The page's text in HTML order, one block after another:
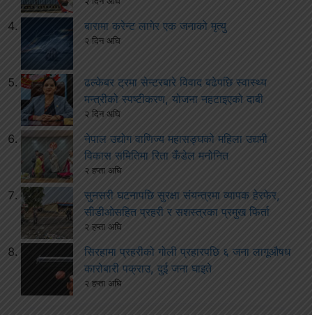
बारामा करेन्ट लागेर एक जनाको मृत्यु
२ दिन अघि
ढल्केबर ट्रमा सेन्टरबारे विवाद बढेपछि स्वास्थ्य
मन्त्रीको स्पष्टीकरण, योजना नहटाइएको दाबी
२ दिन अघि
नेपाल उद्योग वाणिज्य महासङ्घको महिला उद्यमी
विकास समितिमा रिता कँडेल मनोनित
२ हप्ता अघि
सुनसरी घटनापछि सुरक्षा संयन्त्रमा व्यापक हेरफेर,
सीडीओसहित प्रहरी र सशस्त्रका प्रमुख फिर्ता
२ हप्ता अघि
सिरहामा प्रहरीको गोली प्रहारपछि ६ जना लागूऔषध
कारोबारी पक्राउ, दुई जना घाइते
२ हप्ता अघि